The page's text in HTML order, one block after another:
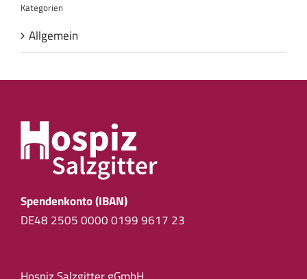
Kategorien
Allgemein
Spendenkonto (IBAN)
DE48 2505 0000 0199 9617 23